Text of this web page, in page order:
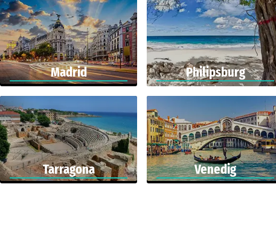
Madrid Philipsburg
Tarragona Venedig